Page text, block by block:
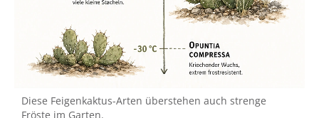
Diese Feigenkaktus-Arten überstehen auch strenge
Fröste im Garten.